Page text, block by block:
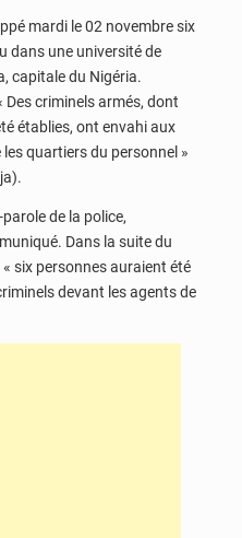
mardi le 02 novembre six
dans une université de
capitale du Nigéria.
Des criminels armés, dont
établies, ont envahi aux
quartiers du personnel »
de la police,
Dans la suite du
six personnes auraient été
devant les agents de